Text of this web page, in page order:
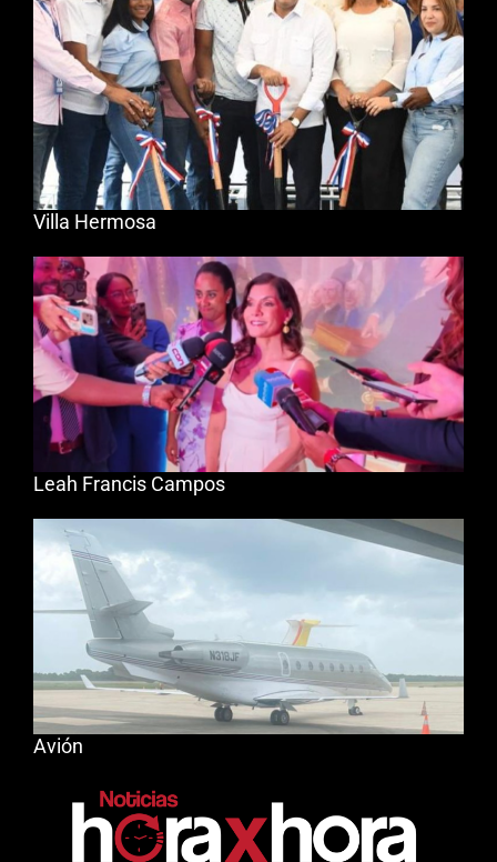
Villa Hermosa
Leah Francis Campos
Avión